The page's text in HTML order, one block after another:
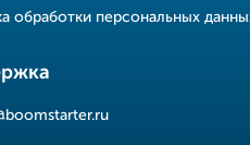
обработки персональных